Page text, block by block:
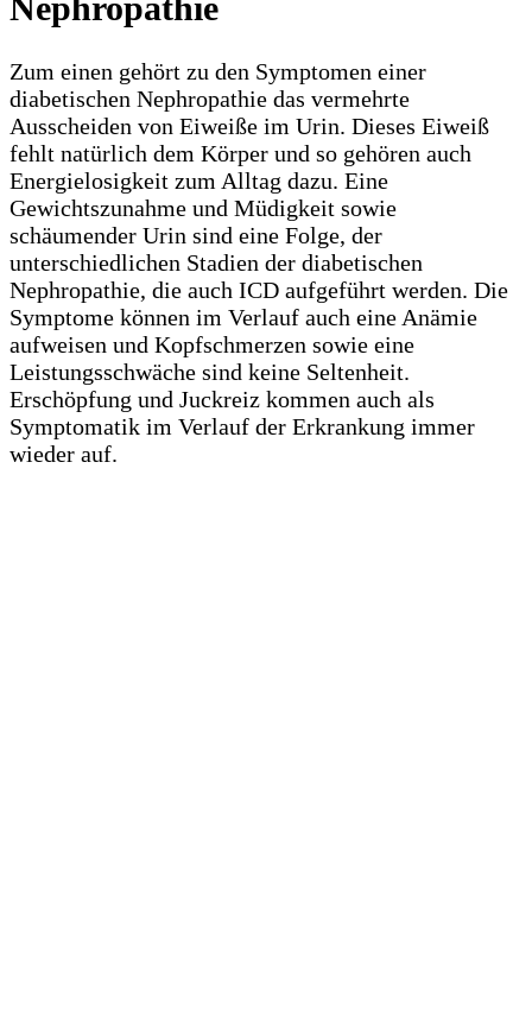
Nephropathie
Zum einen gehört zu den Symptomen einer
diabetischen Nephropathie das vermehrte
Ausscheiden von Eiweiße im Urin. Dieses Eiweiß
fehlt natürlich dem Körper und so gehören auch
Energielosigkeit zum Alltag dazu. Eine
Gewichtszunahme und Müdigkeit sowie
schäumender Urin sind eine Folge, der
unterschiedlichen Stadien der diabetischen
Nephropathie, die auch ICD aufgeführt werden. Die
Symptome können im Verlauf auch eine Anämie
aufweisen und Kopfschmerzen sowie eine
Leistungsschwäche sind keine Seltenheit.
Erschöpfung und Juckreiz kommen auch als
Symptomatik im Verlauf der Erkrankung immer
wieder auf.